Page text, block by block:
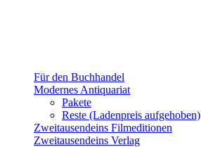
Für den Buchhandel
Modernes Antiquariat
Pakete
Reste (Ladenpreis aufgehoben)
Zweitausendeins Filmeditionen
Zweitausendeins Verlag